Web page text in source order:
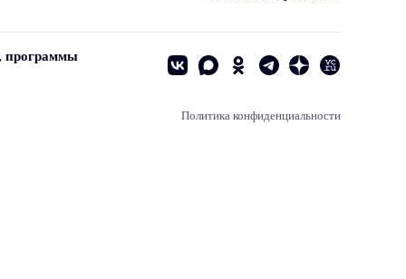
программы
Политика конфиденциальности